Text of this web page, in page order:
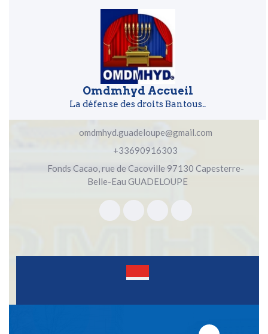
Omdmhyd Accueil
La défense des droits Bantous..
omdmhyd.guadeloupe@gmail.com
+33690916303
Fonds Cacao, rue de Cacoville 97130 Capesterre-
Belle-Eau GUADELOUPE